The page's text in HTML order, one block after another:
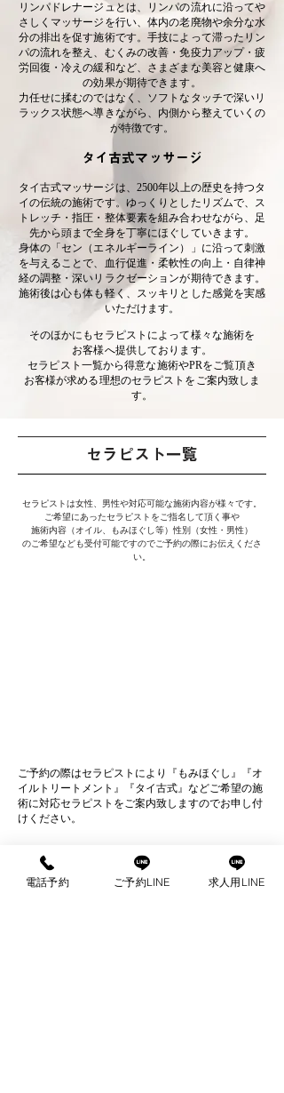
リンパドレナージュとは、リンパの流れに沿ってや
さしくマッサージを行い、体内の老廃物や余分な水
分の排出を促す施術です。手技によって滞ったリン
パの流れを整え、むくみの改善・免疫力アップ・疲
労回復・冷えの緩和など、さまざまな美容と健康へ
の効果が期待できます。
力任せに揉むのではなく、ソフトなタッチで深いリ
ラックス状態へ導きながら、内側から整えていくの
が特徴です。
タイ古式マッサージ
タイ古式マッサージは、2500年以上の歴史を持つタ
イの伝統の施術です。ゆっくりとしたリズムで、ス
トレッチ・指圧・整体要素を組み合わせながら、足
先から頭まで全身を丁寧にほぐしていきます。
身体の「セン（エネルギーライン）」に沿って刺激
を与えることで、血行促進・柔軟性の向上・自律神
経の調整・深いリラクゼーションが期待できます。
施術後は心も体も軽く、スッキリとした感覚を実感
いただけます。
そのほかにもセラピストによって様々な施術を
お客様へ提供しております。
​セラピスト一覧から得意な施術やPRをご覧頂き
​お客様が求める理想のセラピストをご案内致しま
す。
​セラピスト一覧
​セラピストは女性、男性や対応可能な施術内容が様々です。
ご希望にあったセラピストをご指名して頂く事や
施術内容（オイル、もみほぐし等）性別（女性・男性）
​のご希望なども受付可能ですのでご予約の際にお伝えくださ
い。
男性
ご予約の際はセラピストにより『もみほぐし』『オ
イルトリートメント』『タイ古式』などご希望の施
術に対応セラピストをご案内致しますのでお申し付
けください。
出張マッサージ com
電話予約 ご予約LINE 求人用LINE